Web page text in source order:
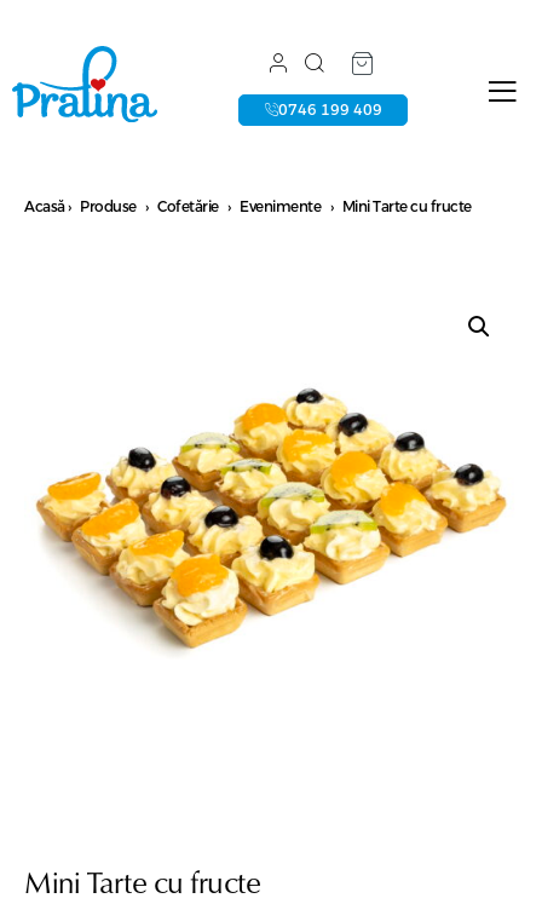
0746 199 409
Acasă› Produse › Cofetărie › Evenimente › Mini Tarte cu fructe
Mini Tarte cu fructe